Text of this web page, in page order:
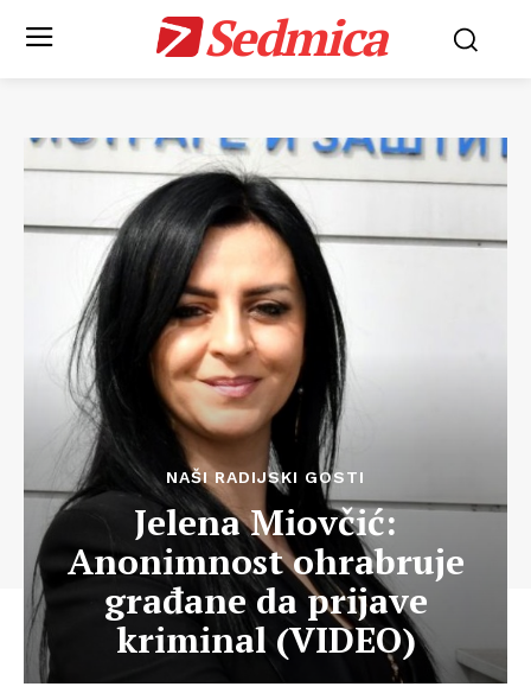
Sedmica
NAŠI RADIJSKI GOSTI
Jelena Miovčić:
Anonimnost ohrabruje
građane da prijave
kriminal (VIDEO)